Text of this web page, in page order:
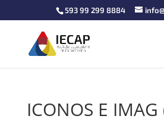
593 99 299 8884
ICONOS E IMAG